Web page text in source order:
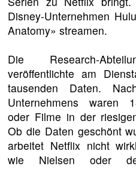
Disney-Unternehmen
Anatomy» streamen.
Die Research-
veröffentlichte am
tausenden Daten.
Unternehmens waren
oder Filme in der
Ob die Daten geschönt
arbeitet Netflix nicht
wie Nielsen oder